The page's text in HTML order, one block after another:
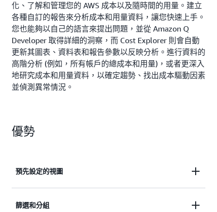
化、了解和管理您的 AWS 成本以及隨時間的用量。建立
各種自訂的報告來分析成本和用量資料，讓您快速上手。
您也能夠以自己的語言來提出問題，並從 Amazon Q
Developer 取得詳細的洞察，而 Cost Explorer 則會自動
更新其圖表、資料表和報告參數以反映分析。進行資料的
高階分析 (例如，所有帳戶的總成本和用量)，或者更深入
地研究成本和用量資料，以確定趨勢、找出成本驅動因素
並偵測異常情況。
優勢
預先設定的視圖
透過預先設定的視圖獲取成本與用量資訊，以及業務
篩選和分組